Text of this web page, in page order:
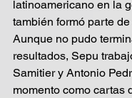
latinoamericano en la
también formó parte
Aunque no pudo
resultados, Sepu
Samitier y Antonio
momento como cartas